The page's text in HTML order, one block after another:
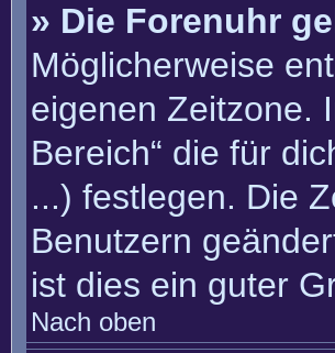
» Die Forenuhr
Möglicherweise
eigenen Zeitzone.
Bereich“ die für
...) festlegen. Die
Benutzern
ist dies ein guter
Nach oben